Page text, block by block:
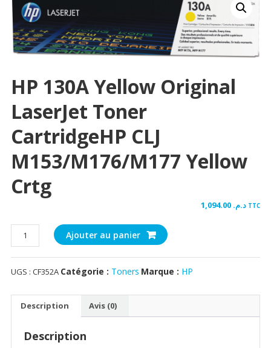
HP 130A Yellow Original
LaserJet Toner
CartridgeHP CLJ
M153/M176/M177 Yellow
Crtg
د.م. TTC
quantité
de
HP
130A
CartridgeHP
Ajouter au panier
UGS : CF352A Catégorie : Toners Marque : HP
Description Avis (0)
Description